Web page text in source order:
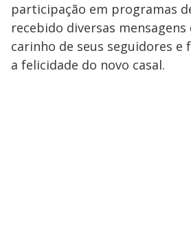
participação em programas
recebido diversas mensagens
carinho de seus seguidores e
a felicidade do novo casal.